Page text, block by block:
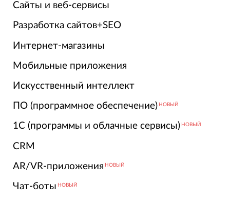
Сайты и веб-сервисы
Разработка сайтов+SEO
Интернет-магазины
Мобильные приложения
Искусственный интеллект
ПО (программное обеспечение) НОВЫЙ
1С (программы и облачные сервисы) НОВЫЙ
CRM
AR/VR-приложения НОВЫЙ
Чат-боты НОВЫЙ